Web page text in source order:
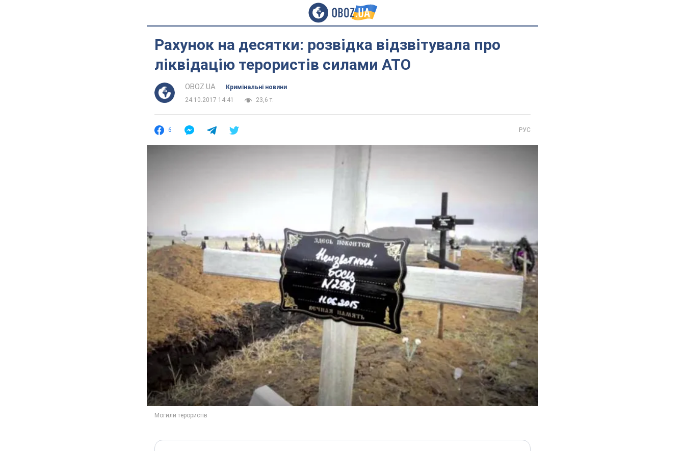
Рахунок на десятки: розвідка відзвітувала про
ліквідацію терористів силами АТО
OBOZ.UA
Кримінальні новини
24.10.2017 14:41
23,6 т.
6 РУС